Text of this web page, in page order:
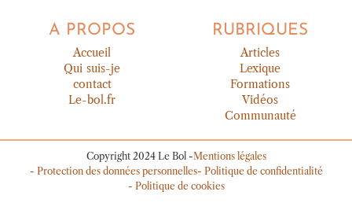
A PROPOS
Accueil
Qui suis-je
contact
Le-bol.fr
RUBRIQUES
Articles
Lexique
Formations
Vidéos
Communauté
Copyright 2024 Le Bol -Mentions légales
- Protection des données personnelles- Politique de confidentialité
- Politique de cookies